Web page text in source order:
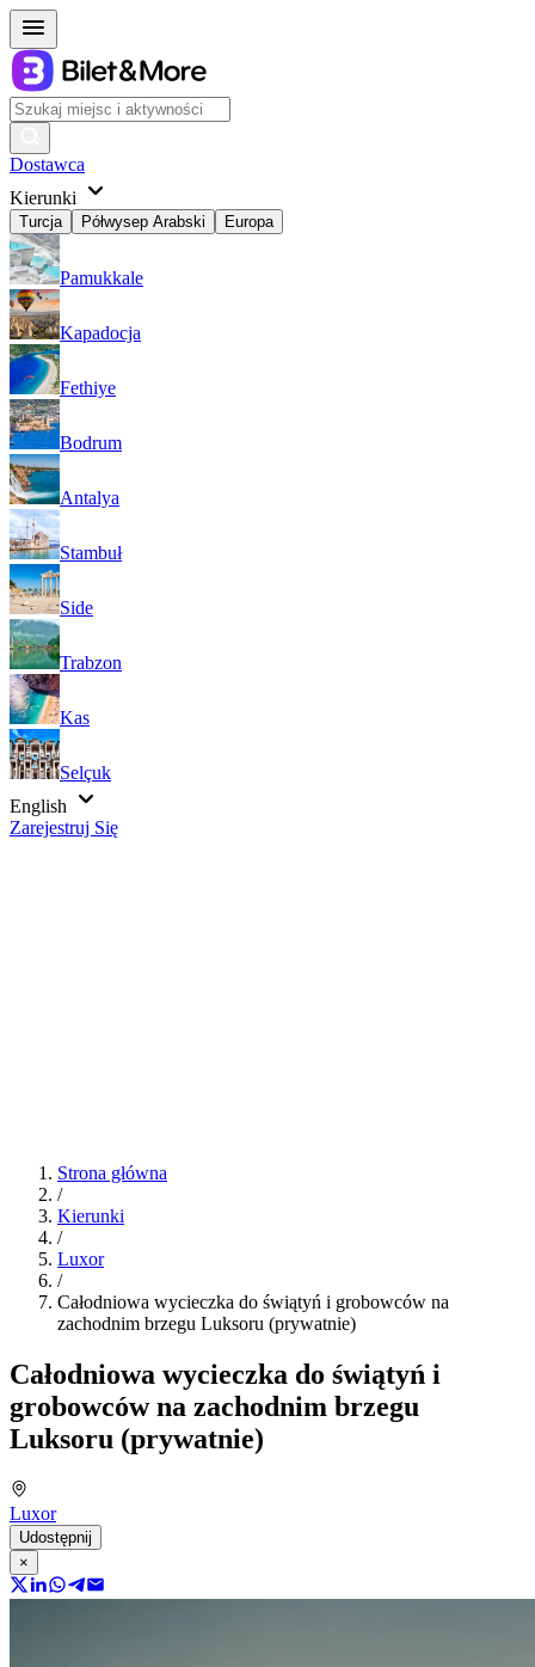
Dostawca
Kierunki
Turcja Półwysep Arabski Europa
Pamukkale
Kapadocja
Fethiye
Bodrum
Antalya
Stambuł
Side
Trabzon
Kas
Selçuk
English
Zarejestruj Się
Strona główna
/
Kierunki
/
Luxor
/
Całodniowa wycieczka do świątyń i grobowców na
zachodnim brzegu Luksoru (prywatnie)
Całodniowa wycieczka do świątyń i
grobowców na zachodnim brzegu
Luksoru (prywatnie)
Luxor
Udostępnij
×